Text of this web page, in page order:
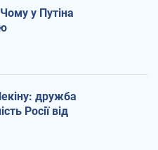
у Путіна
дружба
Росії від